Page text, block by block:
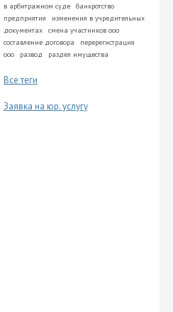
в арбитражном суде
банкротство
предприятия
изменения в учредительных
документах
смена участников ооо
составление договора
перерегистрация
ооо
развод раздел имущества
Все теги
Заявка на юр. услугу